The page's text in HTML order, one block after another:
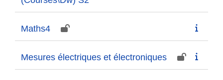
Maths4
Mesures électriques et électroniques